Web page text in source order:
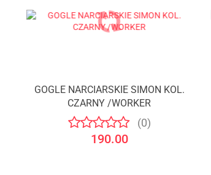
GOGLE NARCIARSKIE SIMON KOL.
CZARNY /WORKER
(0)
190.00